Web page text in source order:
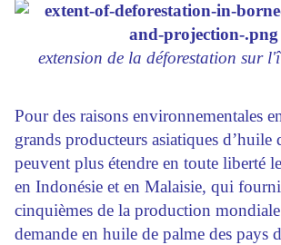
extension de la déforestation sur
Pour des raisons environnementales
grands producteurs asiatiques d’huile
peuvent plus étendre en toute liberté
en Indonésie et en Malaisie, qui
cinquièmes de la production
demande en huile de palme des pays